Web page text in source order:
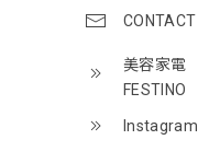
CONTACT
美容家電
FESTINO
Instagram